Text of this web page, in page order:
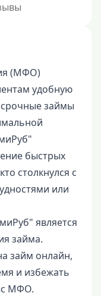
(МФО)
удобную
займы
быстрых
столкнулся с
или
является
займа.
займ онлайн,
и избежать
МФО.